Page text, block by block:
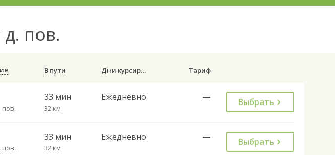
пов.
В пути Дни курсирования Тариф
пов.
33 мин
32 км
Ежедневно — Выбрать
пов.
33 мин
32 км
Ежедневно — Выбрать